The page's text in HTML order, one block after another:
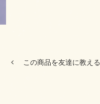
この商品を友達に教える